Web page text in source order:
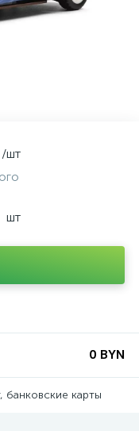
/шт
шт
0 BYN
банковские карты